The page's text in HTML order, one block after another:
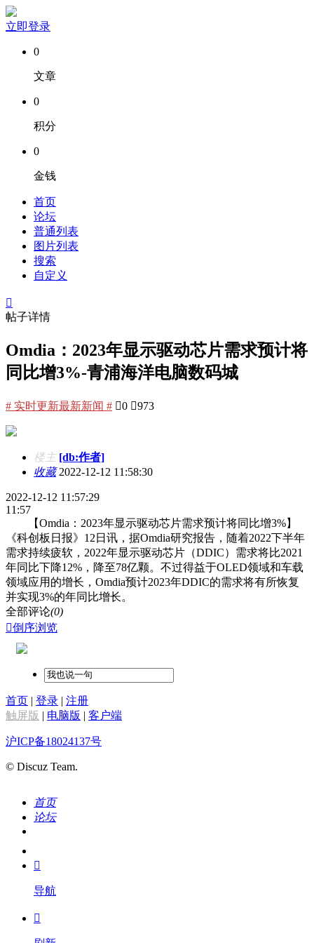
立即登录
0
文章
0
积分
0
金钱
首页
论坛
普通列表
图片列表
搜索
自定义

帖子详情
Omdia：2023年显示驱动芯片需求预计将
同比增3%-青浦海洋电脑数码城
# 实时更新最新新闻 # 0 973
楼主 [db:作者]
收藏2022-12-12 11:58:30
2022-12-12 11:57:29
11:57
【Omdia：2023年显示驱动芯片需求预计将同比增3%】
《科创板日报》12日讯，据Omdia研究报告，随着2022下半年
需求持续疲软，2022年显示驱动芯片（DDIC）需求将比2021
年同比下降12%，降至78亿颗。不过得益于OLED领域和车载
领域应用的增长，Omdia预计2023年DDIC的需求将有所恢复
并实现3%的年同比增长。
全部评论(0)
倒序浏览
首页 | 登录 | 注册
触屏版 | 电脑版 | 客户端
沪ICP备18024137号
© Discuz Team.
首页
论坛
我的

导航
